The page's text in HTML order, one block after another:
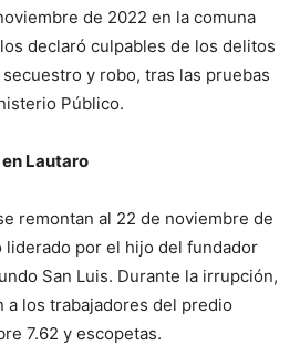
de 2022 en la comuna
declaró culpables de los delitos
y robo, tras las pruebas
Público.
Lautaro
remontan al 22 de noviembre de
liderado por el hijo del fundador
San Luis. Durante la irrupción,
a los trabajadores del predio
7.62 y escopetas.